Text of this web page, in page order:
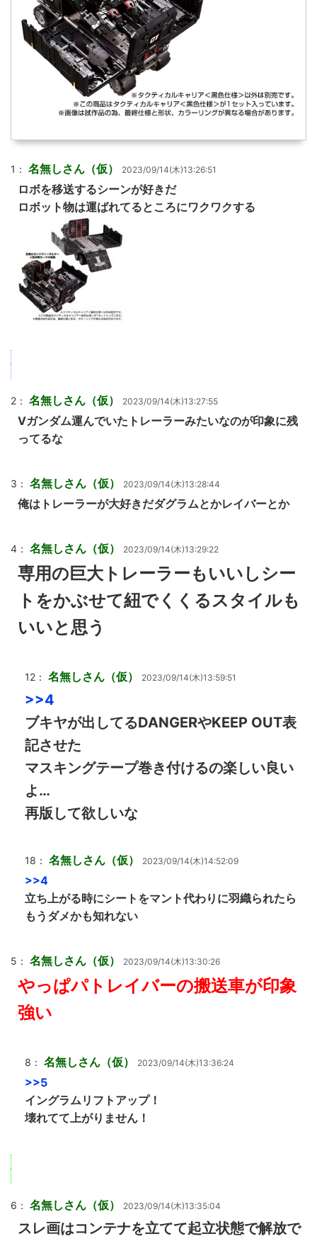
1： 名無しさん（仮） 2023/09/14(木)13:26:51
ロボを移送するシーンが好きだ
ロボット物は運ばれてるところにワクワクする
2： 名無しさん（仮） 2023/09/14(木)13:27:55
Vガンダム運んでいたトレーラーみたいなのが印象に残
ってるな
3： 名無しさん（仮） 2023/09/14(木)13:28:44
俺はトレーラーが大好きだダグラムとかレイバーとか
4： 名無しさん（仮） 2023/09/14(木)13:29:22
専用の巨大トレーラーもいいしシー
トをかぶせて紐でくくるスタイルも
いいと思う
12： 名無しさん（仮） 2023/09/14(木)13:59:51
>>4
ブキヤが出してるDANGERやKEEP OUT表
記させた
マスキングテープ巻き付けるの楽しい良い
よ…
再版して欲しいな
18： 名無しさん（仮） 2023/09/14(木)14:52:09
>>4
立ち上がる時にシートをマント代わりに羽織られたら
もうダメかも知れない
5： 名無しさん（仮） 2023/09/14(木)13:30:26
やっぱパトレイバーの搬送車が印象
強い
8： 名無しさん（仮） 2023/09/14(木)13:36:24
>>5
イングラムリフトアップ！
壊れてて上がりません！
6： 名無しさん（仮） 2023/09/14(木)13:35:04
スレ画はコンテナを立てて起立状態で解放で